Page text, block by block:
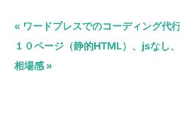
« ワードプレスでのコーディング代
１０ページ（静的HTML）、jsなし
相場感 »